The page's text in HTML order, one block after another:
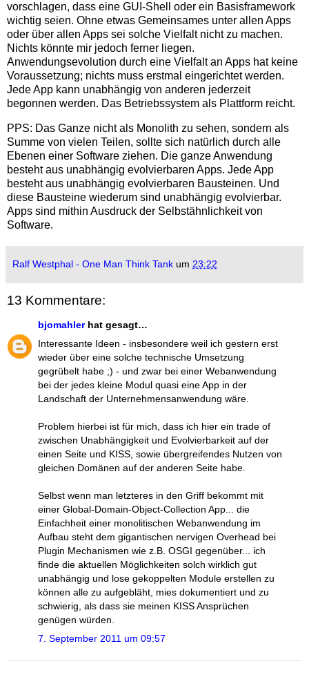
vorschlagen, dass eine GUI-Shell oder ein Basisframework
wichtig seien. Ohne etwas Gemeinsames unter allen Apps
oder über allen Apps sei solche Vielfalt nicht zu machen.
Nichts könnte mir jedoch ferner liegen.
Anwendungsevolution durch eine Vielfalt an Apps hat keine
Voraussetzung; nichts muss erstmal eingerichtet werden.
Jede App kann unabhängig von anderen jederzeit
begonnen werden. Das Betriebssystem als Plattform reicht.
PPS: Das Ganze nicht als Monolith zu sehen, sondern als
Summe von vielen Teilen, sollte sich natürlich durch alle
Ebenen einer Software ziehen. Die ganze Anwendung
besteht aus unabhängig evolvierbaren Apps. Jede App
besteht aus unabhängig evolvierbaren Bausteinen. Und
diese Bausteine wiederum sind unabhängig evolvierbar.
Apps sind mithin Ausdruck der Selbstähnlichkeit von
Software.
Ralf Westphal - One Man Think Tank um 23:22
13 Kommentare:
bjomahlerhat gesagt…
Interessante Ideen - insbesondere weil ich gestern erst
wieder über eine solche technische Umsetzung
gegrübelt habe ;) - und zwar bei einer Webanwendung
bei der jedes kleine Modul quasi eine App in der
Landschaft der Unternehmensanwendung wäre.
Problem hierbei ist für mich, dass ich hier ein trade of
zwischen Unabhängigkeit und Evolvierbarkeit auf der
einen Seite und KISS, sowie übergreifendes Nutzen von
gleichen Domänen auf der anderen Seite habe.
Selbst wenn man letzteres in den Griff bekommt mit
einer Global-Domain-Object-Collection App... die
Einfachheit einer monolitischen Webanwendung im
Aufbau steht dem gigantischen nervigen Overhead bei
Plugin Mechanismen wie z.B. OSGI gegenüber... ich
finde die aktuellen Möglichkeiten solch wirklich gut
unabhängig und lose gekoppelten Module erstellen zu
können alle zu aufgebläht, mies dokumentiert und zu
schwierig, als dass sie meinen KISS Ansprüchen
genügen würden.
7. September 2011 um 09:57